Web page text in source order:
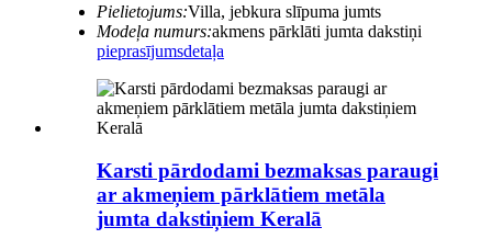
Pielietojums:Villa, jebkura slīpuma jumts
Modeļa numurs:akmens pārklāti jumta dakstiņi
pieprasījumsdetaļa
Karsti pārdodami bezmaksas paraugi
ar akmeņiem pārklātiem metāla
jumta dakstiņiem Keralā